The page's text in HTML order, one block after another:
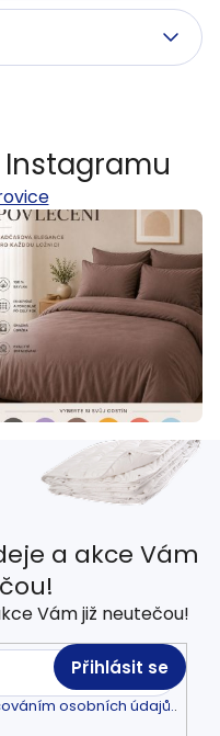
a akce Vám
Vám již neutečou!
osobních údajů..
Přihlásit se